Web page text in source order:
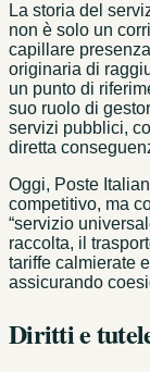
La storia del
non è solo un
capillare
originaria di
un punto di
suo ruolo di
servizi pubblici,
diretta
Oggi, Poste
competitivo, ma
“servizio
raccolta, il
tariffe calmierate
assicurando
Diritti e